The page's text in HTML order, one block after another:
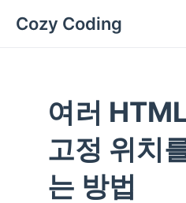
Cozy Coding
여러
고정 위치
는 방법